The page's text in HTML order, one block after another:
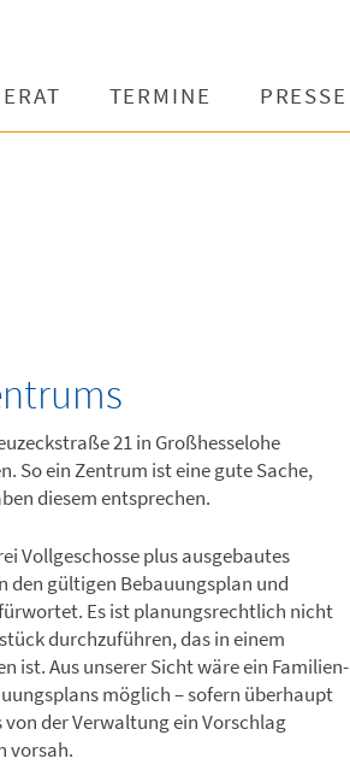
TERMINE PRESSE
21 in Großhesselohe
So ein Zentrum ist eine gute Sache,
diesem entsprechen.
Vollgeschosse plus ausgebautes
den gültigen Bebauungsplan und
Es ist planungsrechtlich nicht
durchzuführen, das in einem
ist. Aus unserer Sicht wäre ein Familien-
möglich – sofern überhaupt
der Verwaltung ein Vorschlag
vorsah.